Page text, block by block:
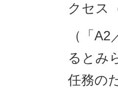
クセス
（「
るとみ
任務の